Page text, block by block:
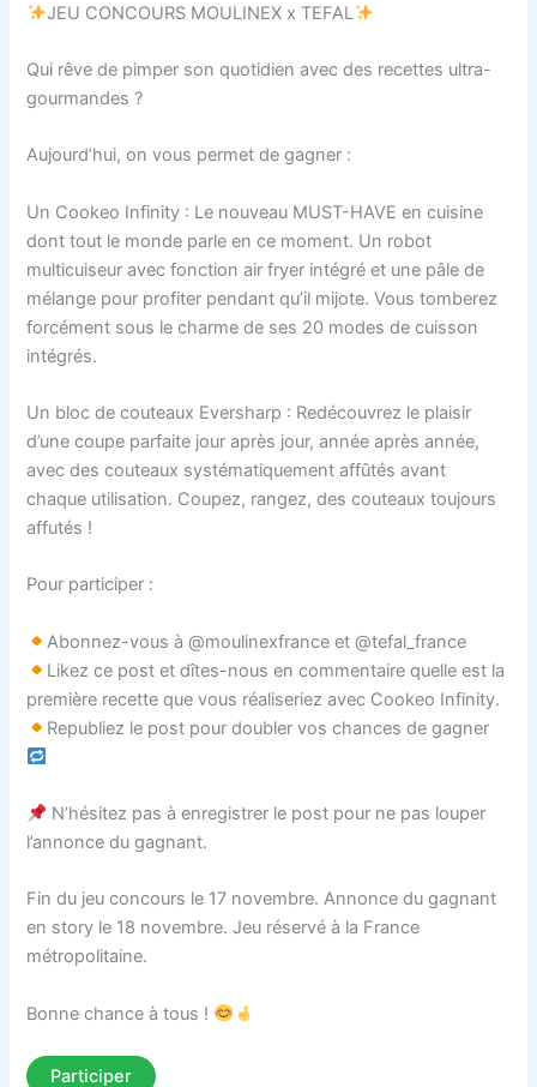
JEU CONCOURS MOULINEX x TEFAL
Qui rêve de pimper son quotidien avec des recettes ultra-
gourmandes ?
Aujourd’hui, on vous permet de gagner :
Un Cookeo Infinity : Le nouveau MUST-HAVE en cuisine
dont tout le monde parle en ce moment. Un robot
multicuiseur avec fonction air fryer intégré et une pâle de
mélange pour profiter pendant qu’il mijote. Vous tomberez
forcément sous le charme de ses 20 modes de cuisson
intégrés.
Un bloc de couteaux Eversharp : Redécouvrez le plaisir
d’une coupe parfaite jour après jour, année après année,
avec des couteaux systématiquement affûtés avant
chaque utilisation. Coupez, rangez, des couteaux toujours
affutés !
Pour participer :
Abonnez-vous à @moulinexfrance et @tefal_france
Likez ce post et dîtes-nous en commentaire quelle est la
première recette que vous réaliseriez avec Cookeo Infinity.
Republiez le post pour doubler vos chances de gagner
N’hésitez pas à enregistrer le post pour ne pas louper
l’annonce du gagnant.
Fin du jeu concours le 17 novembre. Annonce du gagnant
en story le 18 novembre. Jeu réservé à la France
métropolitaine.
Bonne chance à tous !
Participer